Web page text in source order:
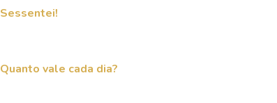
Sessentei!
Quanto vale cada dia?